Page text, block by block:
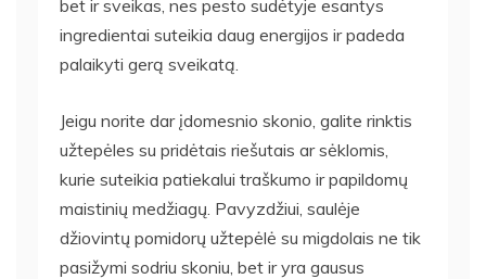
bet ir sveikas, nes pesto sudėtyje esantys
ingredientai suteikia daug energijos ir padeda
palaikyti gerą sveikatą.
Jeigu norite dar įdomesnio skonio, galite rinktis
užtepėles su pridėtais riešutais ar sėklomis,
kurie suteikia patiekalui traškumo ir papildomų
maistinių medžiagų. Pavyzdžiui, saulėje
džiovintų pomidorų užtepėlė su migdolais ne tik
pasižymi sodriu skoniu, bet ir yra gausus